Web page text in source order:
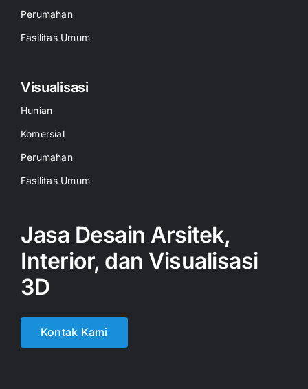
Perumahan
Fasilitas Umum
Visualisasi
Hunian
Komersial
Perumahan
Fasilitas Umum
Jasa Desain Arsitek,
Interior, dan Visualisasi
3D
Kontak Kami